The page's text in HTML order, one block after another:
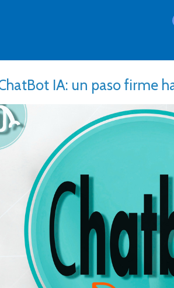
IA: un paso firme